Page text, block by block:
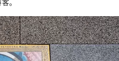
。